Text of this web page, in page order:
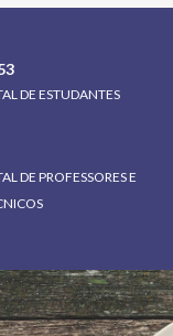
DE ESTUDANTES
DE PROFESSORES E